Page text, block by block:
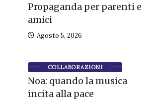
Propaganda per parenti e
amici
Agosto 5, 2026
COLLABORAZIONI
Noa: quando la musica
incita alla pace